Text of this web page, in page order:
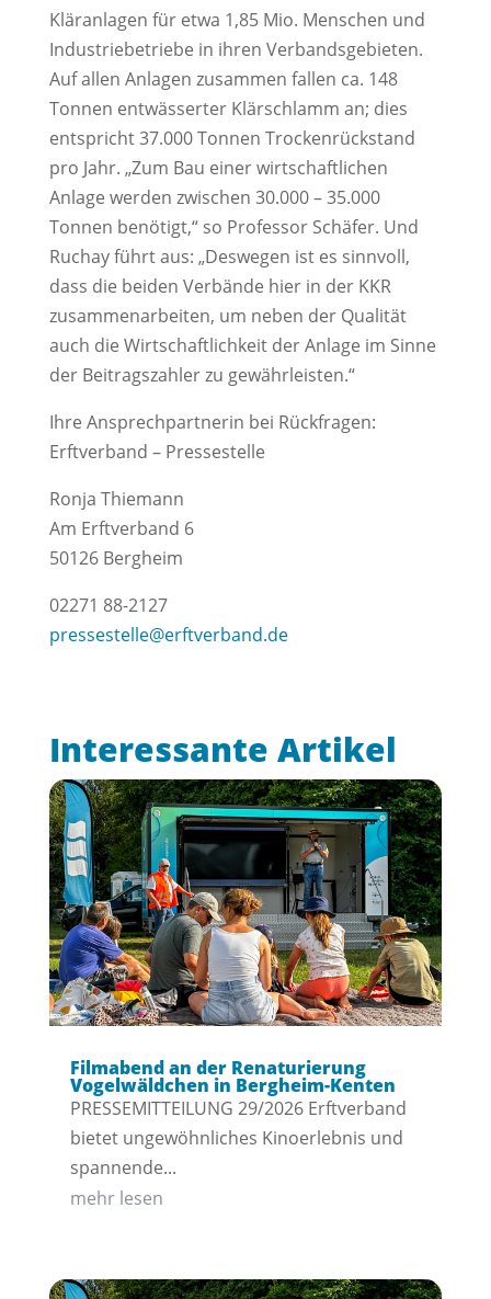
Kläranlagen für etwa 1,85 Mio. Menschen und
Industriebetriebe in ihren Verbandsgebieten.
Auf allen Anlagen zusammen fallen ca. 148
Tonnen entwässerter Klärschlamm an; dies
entspricht 37.000 Tonnen Trockenrückstand
pro Jahr. „Zum Bau einer wirtschaftlichen
Anlage werden zwischen 30.000 – 35.000
Tonnen benötigt,“ so Professor Schäfer. Und
Ruchay führt aus: „Deswegen ist es sinnvoll,
dass die beiden Verbände hier in der KKR
zusammenarbeiten, um neben der Qualität
auch die Wirtschaftlichkeit der Anlage im Sinne
der Beitragszahler zu gewährleisten.“
Ihre Ansprechpartnerin bei Rückfragen:
Erftverband – Pressestelle
Ronja Thiemann
Am Erftverband 6
50126 Bergheim
02271 88-2127
pressestelle@erftverband.de
Interessante Artikel
Filmabend an der Renaturierung
Vogelwäldchen in Bergheim-Kenten
PRESSEMITTEILUNG 29/2026 Erftverband
bietet ungewöhnliches Kinoerlebnis und
spannende...
mehr lesen